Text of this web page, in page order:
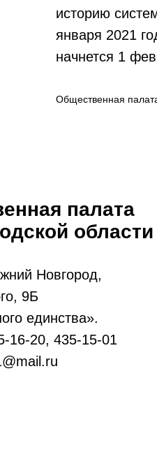
историю
января 2021
начнется 1
Общественная
палата
области
Новгород,
9Б
единства».
16-20, 435-15-01